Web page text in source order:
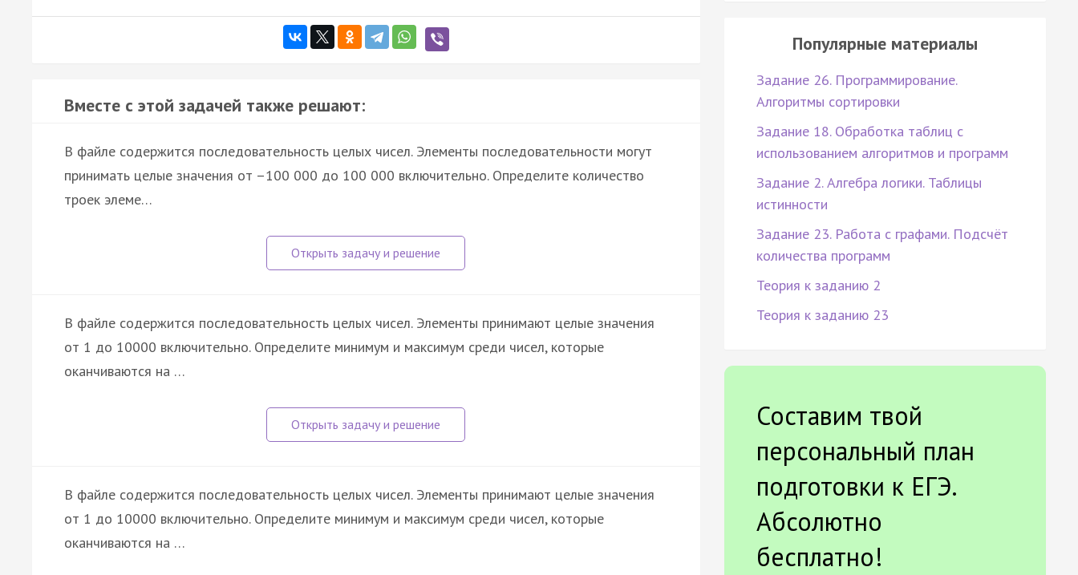
Вместе с этой задачей также решают:
В файле содержится последовательность целых чисел. Элементы последовательности могут
принимать целые значения от –100 000 до 100 000 включительно. Определите количество
троек элеме…
В файле содержится последовательность целых чисел. Элементы принимают целые значения
от 1 до 10000 включительно. Определите минимум и максимум среди чисел, которые
оканчиваются на …
В файле содержится последовательность целых чисел. Элементы принимают целые значения
от 1 до 10000 включительно. Определите минимум и максимум среди чисел, которые
оканчиваются на …
Популярные материалы
Задание 26. Программирование.
Алгоритмы сортировки
Задание 18. Обработка таблиц с
использованием алгоритмов и программ
Задание 2. Алгебра логики. Таблицы
истинности
Задание 23. Работа с графами. Подсчёт
количества программ
Теория к заданию 2
Теория к заданию 23
Составим твой
персональный план
подготовки к ЕГЭ.
Абсолютно
бесплатно!